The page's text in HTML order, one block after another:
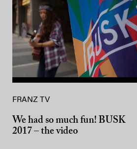
FRANZ TV
We had so much fun! BUSK
2017 – the video